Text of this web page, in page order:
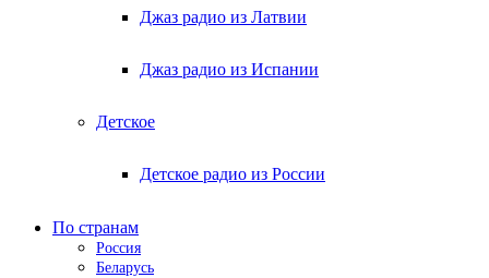
Джаз радио из Латвии
Джаз радио из Испании
Детское
Детское радио из России
По странам
Россия
Беларусь